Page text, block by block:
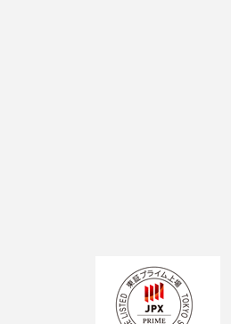
あり
クッ
す。
こと
する